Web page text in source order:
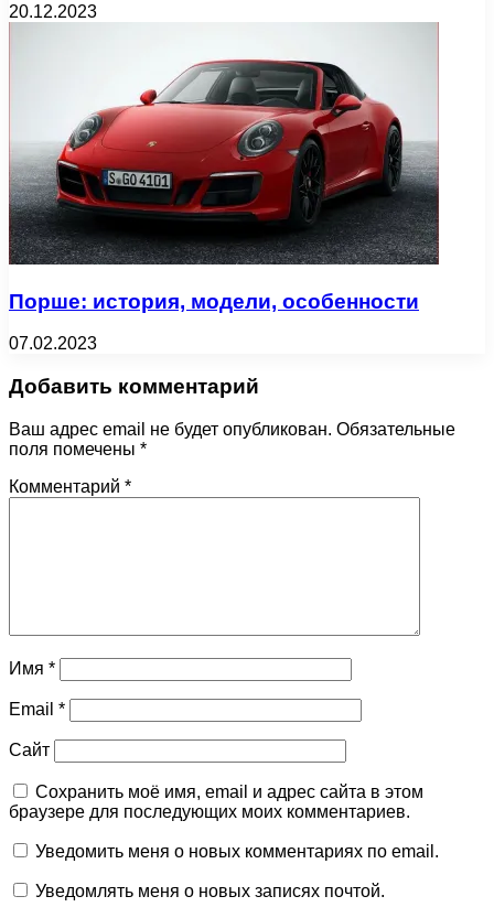
20.12.2023
Порше: история, модели, особенности
07.02.2023
Добавить комментарий
Ваш адрес email не будет опубликован. Обязательные
поля помечены *
Комментарий *
Имя *
Email *
Сайт
Сохранить моё имя, email и адрес сайта в этом
браузере для последующих моих комментариев.
Уведомить меня о новых комментариях по email.
Уведомлять меня о новых записях почтой.